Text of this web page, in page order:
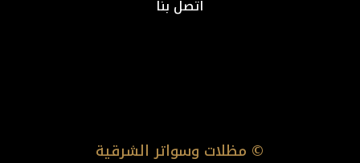
اتصل بنا
© مظلات وسواتر الشرقية